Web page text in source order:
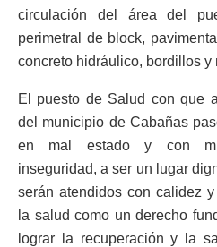
circulación del área del
perimetral de block,
concreto hidráulico, bordillos y
El puesto de Salud con que
del municipio de Cabañas
en mal estado y con
inseguridad, a ser un lugar
serán atendidos con calidez
la salud como un derecho
lograr la recuperación y la